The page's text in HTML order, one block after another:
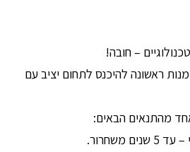
– חובה!
ראשונה להיכנס לתחום יציב עם
מהתנאים הבאים:
משחרור.